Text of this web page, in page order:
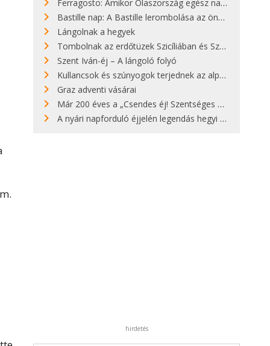
Ferragosto: Amikor Olaszország egész nap nyaral
Bastille nap: A Bastille lerombolása az önkényuralom végét jelentette
Lángolnak a hegyek
Tombolnak az erdőtüzek Szicíliában és Szardínián
Szent Iván-éj – A lángoló folyó
Kullancsok és szúnyogok terjednek az alpesi legelőkön
Graz adventi vásárai
Már 200 éves a „Csendes éj! Szentséges éj!”
A nyári napforduló éjjelén legendás hegyi tüzek világítják meg Zugspitzét
hirdetés